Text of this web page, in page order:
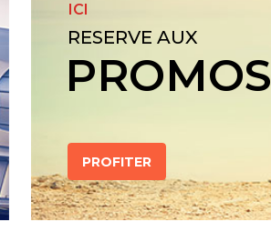
ICI
RESERVE AUX
PROMOS
PROFITER